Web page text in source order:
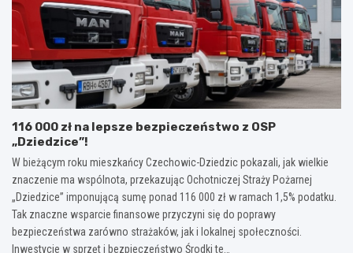
116 000 zł na lepsze bezpieczeństwo z OSP
„Dziedzice”!
W bieżącym roku mieszkańcy Czechowic-Dziedzic pokazali, jak wielkie
znaczenie ma wspólnota, przekazując Ochotniczej Straży Pożarnej
„Dziedzice” imponującą sumę ponad 116 000 zł w ramach 1,5% podatku.
Tak znaczne wsparcie finansowe przyczyni się do poprawy
bezpieczeństwa zarówno strażaków, jak i lokalnej społeczności.
Inwestycje w sprzęt i bezpieczeństwo Środki te…